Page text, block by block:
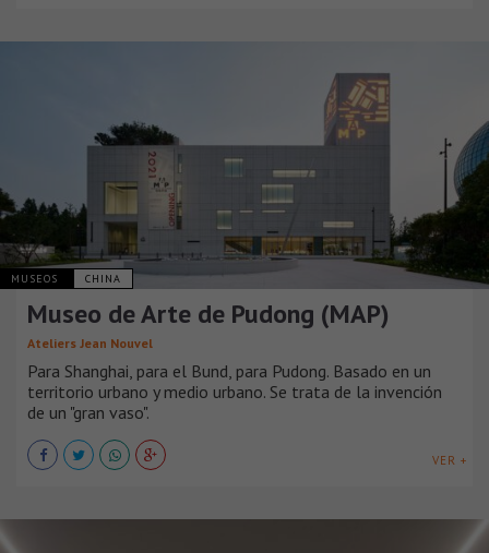
MUSEOS CHINA
Museo de Arte de Pudong (MAP)
Ateliers Jean Nouvel
Para Shanghai, para el Bund, para Pudong. Basado en un
territorio urbano y medio urbano. Se trata de la invención
de un "gran vaso".
VER +